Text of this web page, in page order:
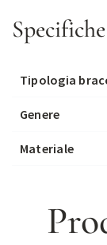
Specifiche
Tipologia
Genere
Materiale